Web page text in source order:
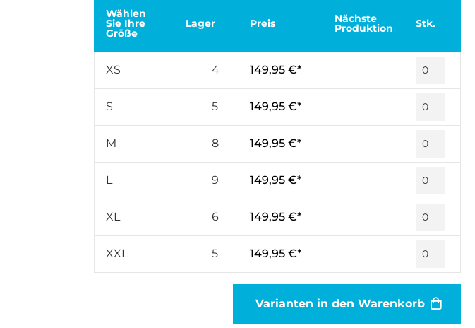
Wählen
Sie Ihre
Größe
Lager Preis Nächste
Produktion Stk.
XS 4 149,95 €*
S 5 149,95 €*
M 8 149,95 €*
L 9 149,95 €*
XL 6 149,95 €*
XXL 5 149,95 €*
Varianten in den Warenkorb